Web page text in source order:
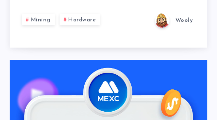
Mining Hardware Wooly